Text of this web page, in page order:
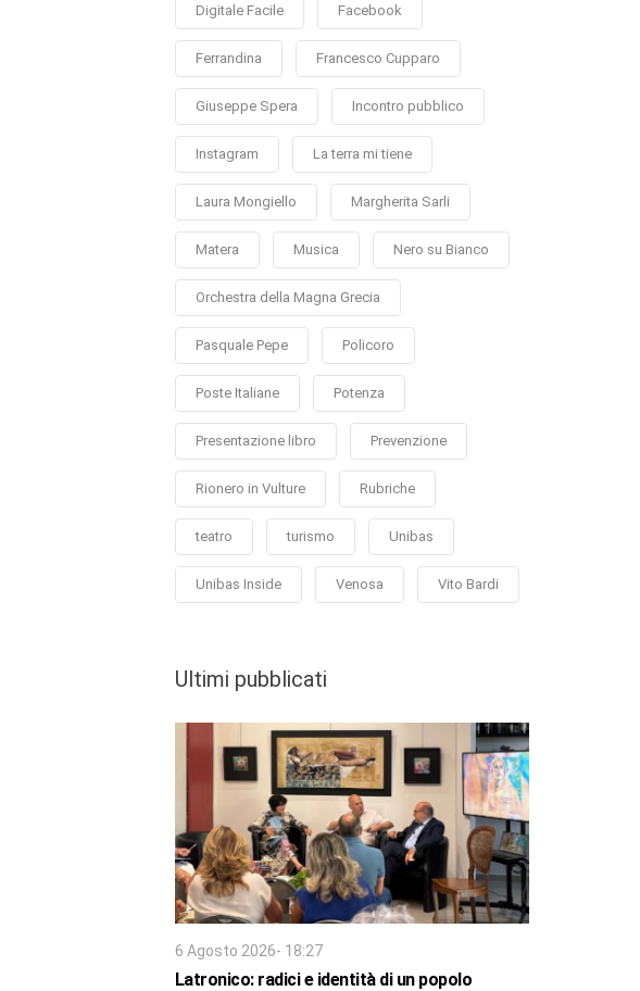
Digitale Facile Facebook
Ferrandina Francesco Cupparo
Giuseppe Spera Incontro pubblico
Instagram La terra mi tiene
Laura Mongiello Margherita Sarli
Matera Musica Nero su Bianco
Orchestra della Magna Grecia
Pasquale Pepe Policoro
Poste Italiane Potenza
Presentazione libro Prevenzione
Rionero in Vulture Rubriche
teatro turismo Unibas
Unibas Inside Venosa Vito Bardi
Ultimi pubblicati
6 Agosto 2026- 18:27
Latronico: radici e identità di un popolo